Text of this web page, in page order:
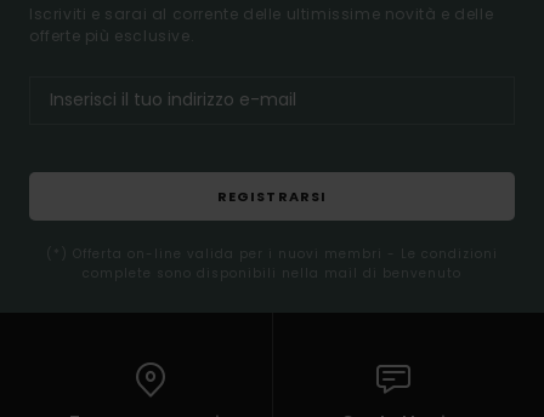
Iscriviti e sarai al corrente delle ultimissime novità e delle
offerte più esclusive.
REGISTRARSI
(*) Offerta on-line valida per i nuovi membri - Le condizioni
complete sono disponibili nella mail di benvenuto